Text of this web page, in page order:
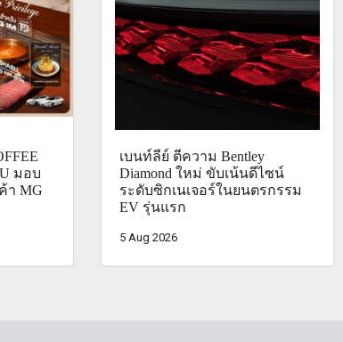
มอบ
า MG
เบนท์ลีย์ ตีความ Bentley
Diamond ใหม่ ขับเน้นดีไซน์
ระดับซิกเนเจอร์ในยนตรกรรม
EV รุ่นแรก
5 Aug 2026